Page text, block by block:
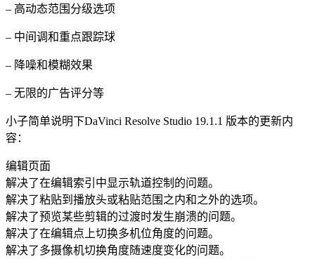
– 高动态范围分级选项
– 中间调和重点跟踪球
– 降噪和模糊效果
– 无限的广告评分等
小子简单说明下DaVinci Resolve Studio 19.1.1 版本的更新内
容：
编辑页面
解决了在编辑索引中显示轨道控制的问题。
解决了粘贴到播放头或粘贴范围之内和之外的选项。
解决了预览某些剪辑的过渡时发生崩溃的问题。
解决了在编辑点上切换多机位角度的问题。
解决了多摄像机切换角度随速度变化的问题。